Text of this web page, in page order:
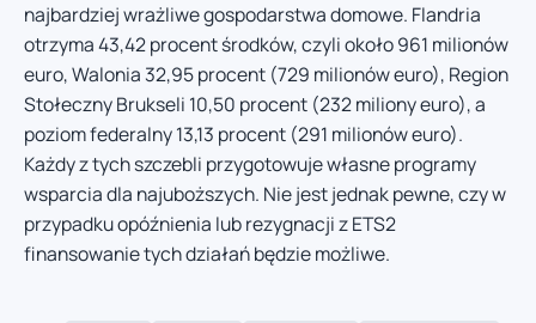
najbardziej wrażliwe gospodarstwa domowe. Flandria
otrzyma 43,42 procent środków, czyli około 961 milionów
euro, Walonia 32,95 procent (729 milionów euro), Region
Stołeczny Brukseli 10,50 procent (232 miliony euro), a
poziom federalny 13,13 procent (291 milionów euro).
Każdy z tych szczebli przygotowuje własne programy
wsparcia dla najuboższych. Nie jest jednak pewne, czy w
przypadku opóźnienia lub rezygnacji z ETS2
finansowanie tych działań będzie możliwe.